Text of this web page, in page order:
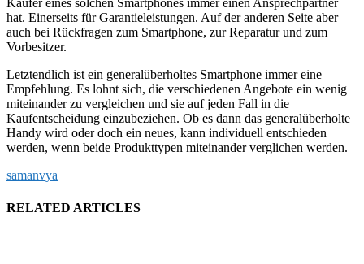
Käufer eines solchen Smartphones immer einen Ansprechpartner
hat. Einerseits für Garantieleistungen. Auf der anderen Seite aber
auch bei Rückfragen zum Smartphone, zur Reparatur und zum
Vorbesitzer.
Letztendlich ist ein generalüberholtes Smartphone immer eine
Empfehlung. Es lohnt sich, die verschiedenen Angebote ein wenig
miteinander zu vergleichen und sie auf jeden Fall in die
Kaufentscheidung einzubeziehen. Ob es dann das generalüberholte
Handy wird oder doch ein neues, kann individuell entschieden
werden, wenn beide Produkttypen miteinander verglichen werden.
samanvya
RELATED ARTICLES